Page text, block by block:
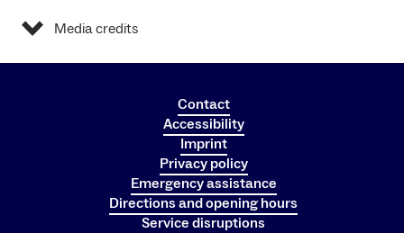
Media credits
Contact
Accessibility
Imprint
Privacy policy
Emergency assistance
Directions and opening hours
Service disruptions